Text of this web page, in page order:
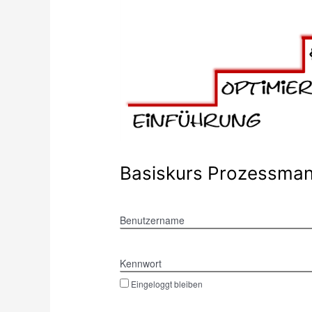
Basiskurs
Benutzername
Kennwort
Eingeloggt bleiben